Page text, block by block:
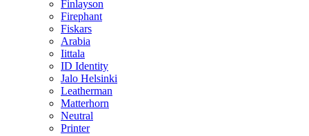
Finlayson
Firephant
Fiskars
Arabia
Iittala
ID Identity
Jalo Helsinki
Leatherman
Matterhorn
Neutral
Printer